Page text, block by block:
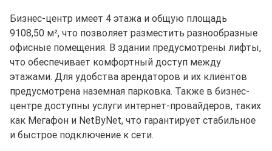
Бизнес-центр имеет 4 этажа и общую площадь
9108,50 м², что позволяет разместить разнообразные
офисные помещения. В здании предусмотрены лифты,
что обеспечивает комфортный доступ между
этажами. Для удобства арендаторов и их клиентов
предусмотрена наземная парковка. Также в бизнес-
центре доступны услуги интернет-провайдеров, таких
как Мегафон и NetByNet, что гарантирует стабильное
и быстрое подключение к сети.